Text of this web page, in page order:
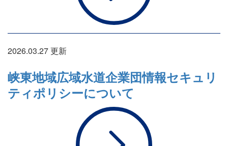
2026.03.27 更新
峡東地域広域水道企業団情報セキュリ
ティポリシーについて